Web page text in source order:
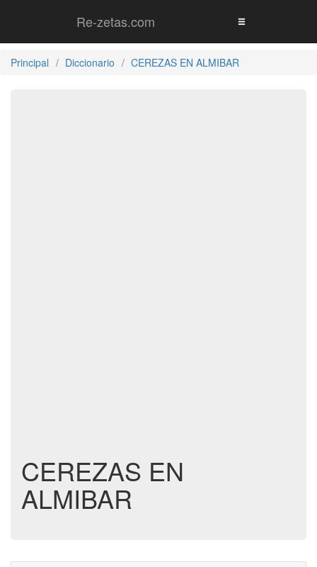
Re-zetas.com
Principal Diccionario CEREZAS EN ALMIBAR
CEREZAS EN
ALMIBAR